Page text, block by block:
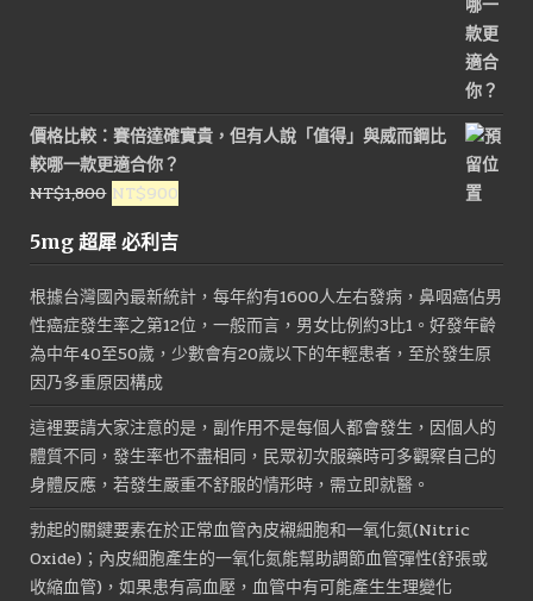
價格比較：賽倍達確實貴，但有人說「值得」與威而鋼比
較哪一款更適合你？
NT$1,800 原
價
NT$1,800。
NT$900
NT$900。
5mg 超犀 必利吉
根據台灣國內最新統計，每年約有1600人左右發病，鼻咽癌佔男
性癌症發生率之第12位，一般而言，男女比例約3比1。好發年齡
為中年40至50歲，少數會有20歲以下的年輕患者，至於發生原
因乃多重原因構成
這裡要請大家注意的是，副作用不是每個人都會發生，因個人的
體質不同，發生率也不盡相同，民眾初次服藥時可多觀察自己的
身體反應，若發生嚴重不舒服的情形時，需立即就醫。
勃起的關鍵要素在於正常血管內皮襯細胞和一氧化氮(Nitric
Oxide)；內皮細胞產生的一氧化氮能幫助調節血管彈性(舒張或
收縮血管)，如果患有高血壓，血管中有可能產生生理變化